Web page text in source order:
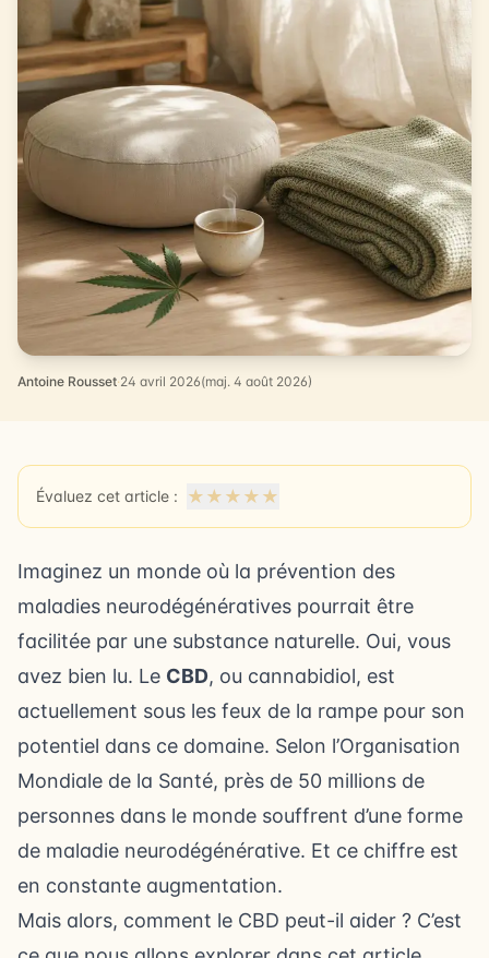
Antoine Rousset·24 avril 2026(maj. 4 août 2026)
Évaluez cet article : ★ ★ ★ ★ ★
Imaginez un monde où la prévention des
maladies neurodégénératives pourrait être
facilitée par une substance naturelle. Oui, vous
avez bien lu. Le CBD, ou cannabidiol, est
actuellement sous les feux de la rampe pour son
potentiel dans ce domaine. Selon l’Organisation
Mondiale de la Santé, près de 50 millions de
personnes dans le monde souffrent d’une forme
de maladie neurodégénérative. Et ce chiffre est
en constante augmentation.
Mais alors, comment le CBD peut-il aider ? C’est